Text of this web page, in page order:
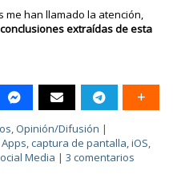
me han llamado la atención,
extraídas de esta
, Opinión/Difusión |
Apps,captura de pantalla,iOS,
Media |3 comentarios